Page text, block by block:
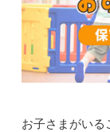
お子さまがいる